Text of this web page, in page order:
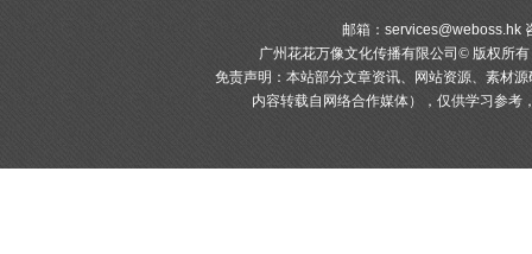
邮箱： services@weboss.hk
广州花花万像文化传播有限公司© 版权所有
免责声明：本站部分文章资讯、网站资源、素材
内容转载自网络合作媒体），仅供学习参